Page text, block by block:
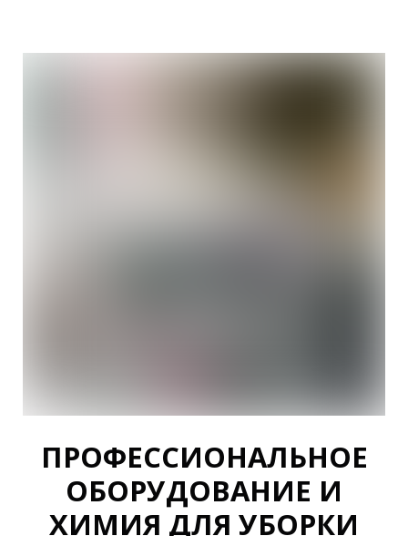
ПРОФЕССИОНАЛЬНОЕ
ОБОРУДОВАНИЕ И
ХИМИЯ ДЛЯ УБОРКИ